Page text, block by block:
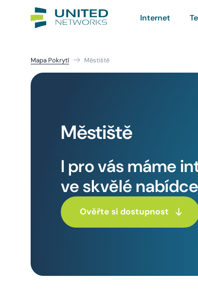
Internet
Mapa Pokrytí Městiště
Městiště
I pro vás máme
ve skvělé nabídce
Ověřte si dostupnost